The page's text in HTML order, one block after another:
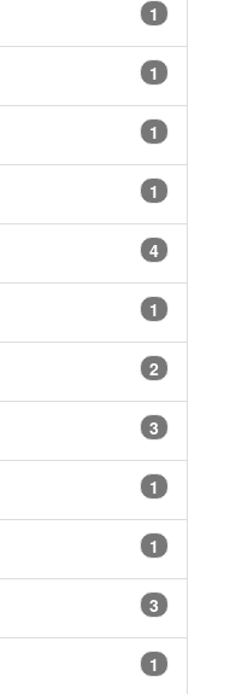
1
1
1
1
4
1
2
3
1
1
3
1